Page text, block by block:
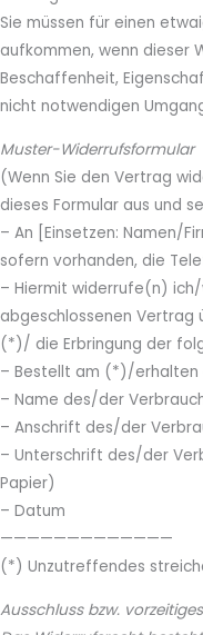
Sie müssen für einen
aufkommen, wenn dieser
Beschaffenheit,
nicht notwendigen
Muster-Widerrufsformular
(Wenn Sie den Vertrag
dieses Formular aus und
– An [Einsetzen: Namen/
sofern vorhanden, die
– Hiermit widerrufe(n)
abgeschlossenen Vertrag
(*)/ die Erbringung der
– Bestellt am (*)/
– Name des/der
– Anschrift des/der
– Unterschrift des/der
Papier)
– Datum
—————————————
(*) Unzutreffendes
Ausschluss bzw.